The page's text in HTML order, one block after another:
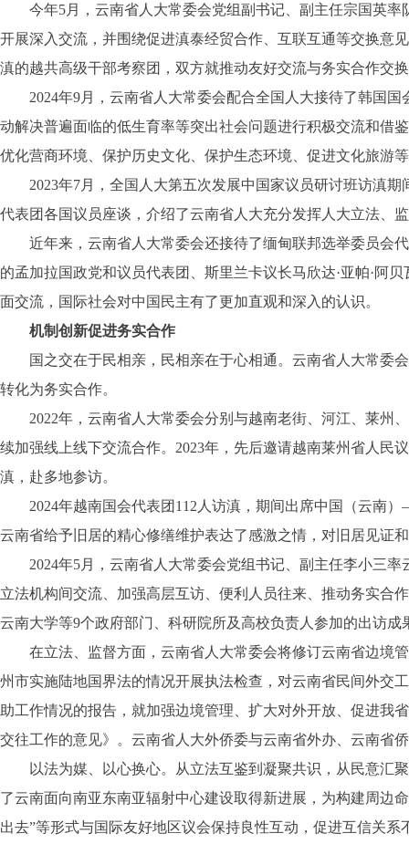
今年5月，云南省人大常委会党组副书记、副主任宗国英率
开展深入交流，并围绕促进滇泰经贸合作、互联互通等交换意
滇的越共高级干部考察团，双方就推动友好交流与务实合作交
2024年9月，云南省人大常委会配合全国人大接待了韩国国
动解决普遍面临的低生育率等突出社会问题进行积极交流和借
优化营商环境、保护历史文化、保护生态环境、促进文化旅游
2023年7月，全国人大第五次发展中国家议员研讨班访滇期
代表团各国议员座谈，介绍了云南省人大充分发挥人大立法、
近年来，云南省人大常委会还接待了缅甸联邦选举委员会代
的孟加拉国政党和议员代表团、斯里兰卡议长马欣达·亚帕·阿
面交流，国际社会对中国民主有了更加直观和深入的认识。
机制创新促进务实合作
国之交在于民相亲，民相亲在于心相通。云南省人大常委会
转化为务实合作。
2022年，云南省人大常委会分别与越南老街、河江、莱州
续加强线上线下交流合作。2023年，先后邀请越南莱州省人民
滇，赴多地参访。
2024年越南国会代表团112人访滇，期间出席中国（云南）
云南省给予旧居的精心修缮维护表达了感激之情，对旧居见证
2024年5月，云南省人大常委会党组书记、副主任李小三率
立法机构间交流、加强高层互访、便利人员往来、推动务实合
云南大学等9个政府部门、科研院所及高校负责人参加的出访
在立法、监督方面，云南省人大常委会将修订云南省边境管
州市实施陆地国界法的情况开展执法检查，对云南省民间外交
助工作情况的报告，就加强边境管理、扩大对外开放、促进我
交往工作的意见》。云南省人大外侨委与云南省外办、云南省
以法为媒、以心换心。从立法互鉴到凝聚共识，从民意汇聚
了云南面向南亚东南亚辐射中心建设取得新进展，为构建周边
出去”等形式与国际友好地区议会保持良性互动，促进互信关